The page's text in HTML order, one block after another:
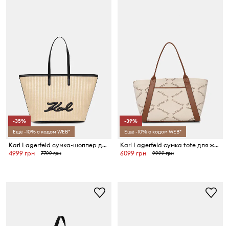
-35%
Ещё -10% с кодом WEB*
Karl Lagerfeld сумка-шоппер для женщин K/SIGNATURE
4999 грн
7799 грн
-39%
Ещё -10% с кодом WEB*
Karl Lagerfeld сумка tote для женщин K/VILLE
6099 грн
9999 грн